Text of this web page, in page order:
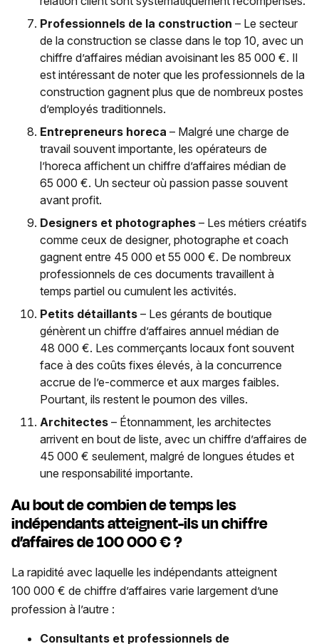
Professionnels de la construction – Le secteur
de la construction se classe dans le top 10, avec un
chiffre d’affaires médian avoisinant les 85 000 €. Il
est intéressant de noter que les professionnels de la
construction gagnent plus que de nombreux postes
d’employés traditionnels.
Entrepreneurs horeca – Malgré une charge de
travail souvent importante, les opérateurs de
l’horeca affichent un chiffre d’affaires médian de
65 000 €. Un secteur où passion passe souvent
avant profit.
Designers et photographes – Les métiers créatifs
comme ceux de designer, photographe et coach
gagnent entre 45 000 et 55 000 €. De nombreux
professionnels de ces documents travaillent à
temps partiel ou cumulent les activités.
Petits détaillants – Les gérants de boutique
génèrent un chiffre d’affaires annuel médian de
48 000 €. Les commerçants locaux font souvent
face à des coûts fixes élevés, à la concurrence
accrue de l’e-commerce et aux marges faibles.
Pourtant, ils restent le poumon des villes.
Architectes – Étonnamment, les architectes
arrivent en bout de liste, avec un chiffre d’affaires de
45 000 € seulement, malgré de longues études et
une responsabilité importante.
Au bout de combien de temps les
indépendants atteignent-ils un chiffre
d’affaires de 100 000 € ?
La rapidité avec laquelle les indépendants atteignent
100 000 € de chiffre d’affaires varie largement d’une
profession à l’autre :
Consultants et professionnels de